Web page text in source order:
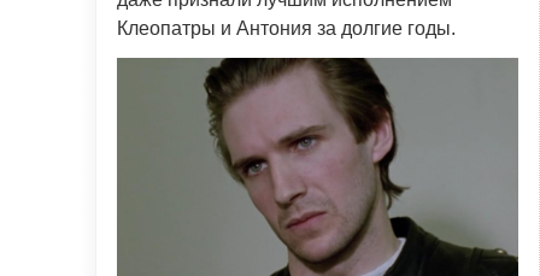
Клеопатры и Антония за долгие годы.